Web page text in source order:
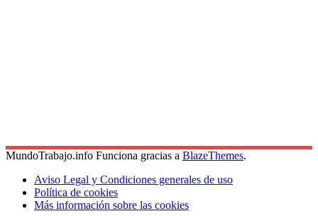
MundoTrabajo.info Funciona gracias a BlazeThemes.
Aviso Legal y Condiciones generales de uso
Política de cookies
Más información sobre las cookies